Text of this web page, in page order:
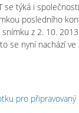
se týká i
posledního
z 2. 10.
se nyní nachází
pro připravovaný